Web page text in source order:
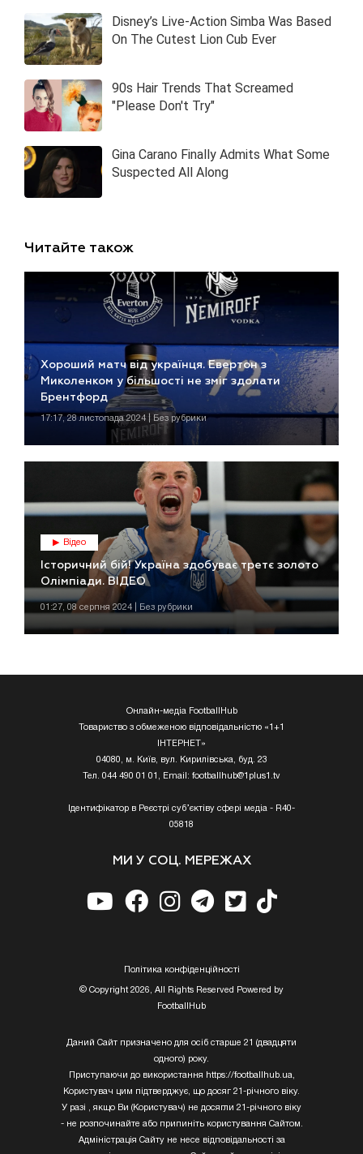
Читайте також
Хороший матч від українця. Евертон з
Миколенком у більшості не зміг здолати
Брентфорд
17:17, 28 листопада 2024 | Без рубрики
Відео
Історичний бій! Україна здобуває третє золото
Олімпіади. ВІДЕО
01:27, 08 серпня 2024 | Без рубрики
Онлайн-медіа FootballHub
Товариство з обмеженою відповідальністю «1+1
ІНТЕРНЕТ»
04080, м. Київ, вул. Кирилівська, буд. 23
Тел. 044 490 01 01, Email: footballhub@1plus1.tv
Ідентифікатор в Реєстрі суб’єктіву сфері медіа - R40-
05818
МИ У СОЦ. МЕРЕЖАХ
Полiтика конфiденцiйностi
© Copyright 2026, All Rights Reserved Powered by
FootballHub
Даний Сайт призначено для осіб старше 21 (двадцяти
одного) року.
Приступаючи до використання https://footballhub.ua,
Користувач цим підтверджує, що досяг 21-річного віку.
У разі , якщо Ви (Користувач) не досягли 21-річного віку
- не розпочинайте або припиніть користування Сайтом.
Адміністрація Сайту не несе відповідальності за